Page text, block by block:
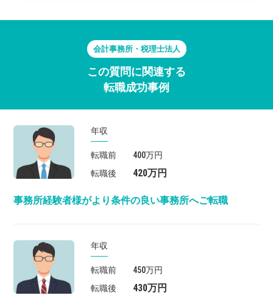
会計事務所・税理士法人
この質問に関連する
転職成功事例
年収
転職前
400万円
転職後
420万円
事務所経験者様がより条件の良い事務所へご転職
年収
転職前
450万円
転職後
430万円